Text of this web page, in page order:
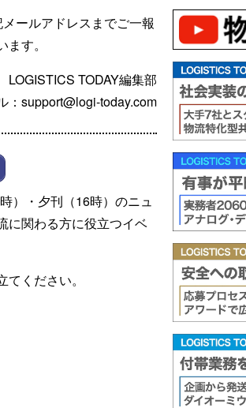
ールアドレスまでご一報
す。
LOGISTICS TODAY編集部
：support@logi-today.com
）・夕刊（16時）のニュ
に関わる方に役立つイベ
ください。